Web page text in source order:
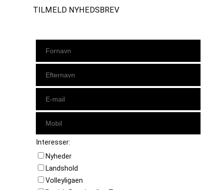
TILMELD NYHEDSBREV
Interesser:
Nyheder
Landshold
Volleyligaen